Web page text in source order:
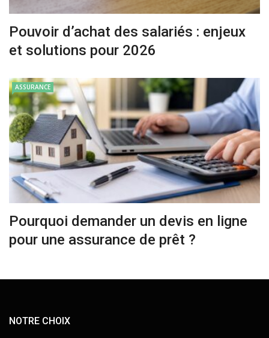
Pouvoir d’achat des salariés : enjeux
et solutions pour 2026
ASSURANCE
Pourquoi demander un devis en ligne
pour une assurance de prêt ?
NOTRE CHOIX